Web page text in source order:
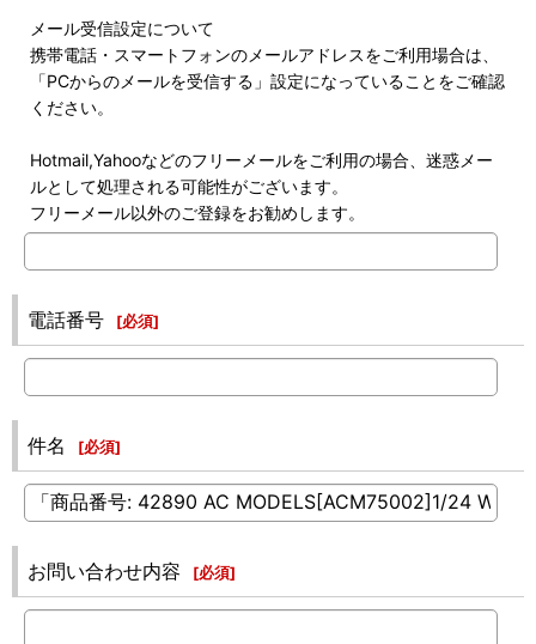
メール受信設定について
携帯電話・スマートフォンのメールアドレスをご利用場合は、
「PCからのメールを受信する」設定になっていることをご確認
ください。
Hotmail,Yahooなどのフリーメールをご利用の場合、迷惑メー
ルとして処理される可能性がございます。
フリーメール以外のご登録をお勧めします。
電話番号 [必須]
件名 [必須]
お問い合わせ内容 [必須]